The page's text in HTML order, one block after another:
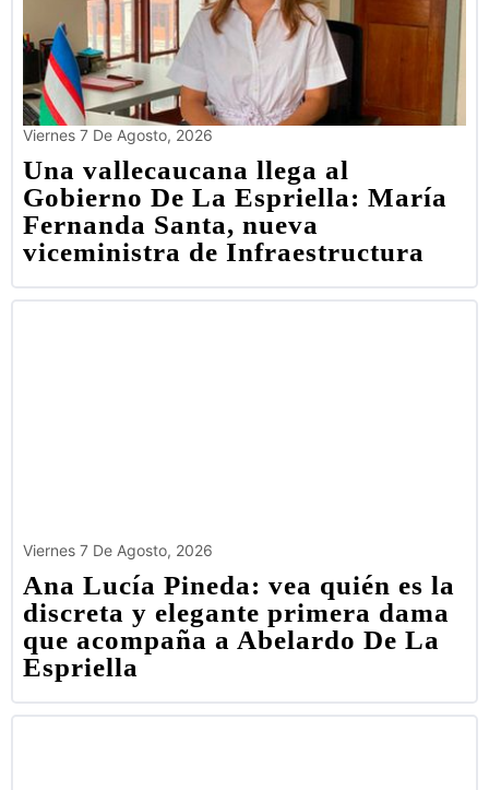
Viernes 7 De Agosto, 2026
Una vallecaucana llega al
Gobierno De La Espriella: María
Fernanda Santa, nueva
viceministra de Infraestructura
Viernes 7 De Agosto, 2026
Ana Lucía Pineda: vea quién es la
discreta y elegante primera dama
que acompaña a Abelardo De La
Espriella